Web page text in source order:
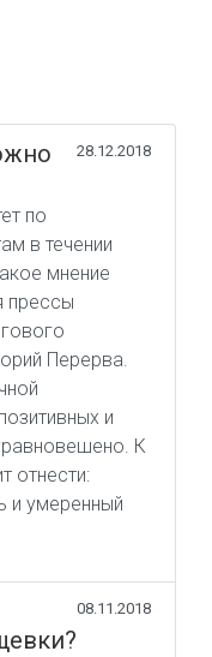
28.12.2018
по
в течении
мнение
прессы
Перерва.
и
К
отнести:
и умеренный
08.11.2018